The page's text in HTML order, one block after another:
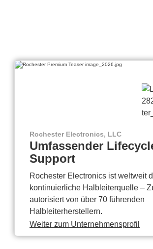
Rochester Electronics, LLC
Umfassender
Support
Rochester Electronics ist weltweit
kontinuierliche Halbleiterquelle –
autorisiert von über 70 führenden
Halbleiterherstellern.
Weiter zum Unternehmensprofil